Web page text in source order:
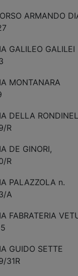
ARMANDO
GALILEO GALILEI
MONTANARA
DELLA
R
DE GINORI,
R
PALAZZOLA n.
A
FABRATERIA
GUIDO SETTE
31R